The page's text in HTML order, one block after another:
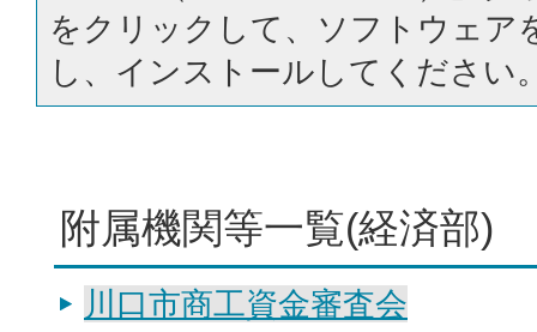
をクリックして、ソフトウェア
し、インストールしてください
附属機関等一覧(経済部)
川口市商工資金審査会